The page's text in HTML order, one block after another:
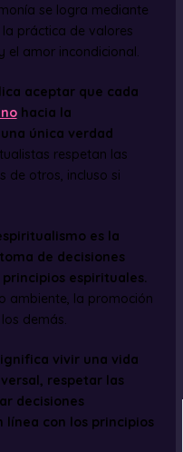
se logra mediante
práctica de valores
amor incondicional.
aceptar que cada
hacia la
única verdad
respetan las
de otros, incluso si
es la
de decisiones
espirituales.
ambiente, la promoción
demás.
vivir una vida
respetar las
decisiones
línea con los principios